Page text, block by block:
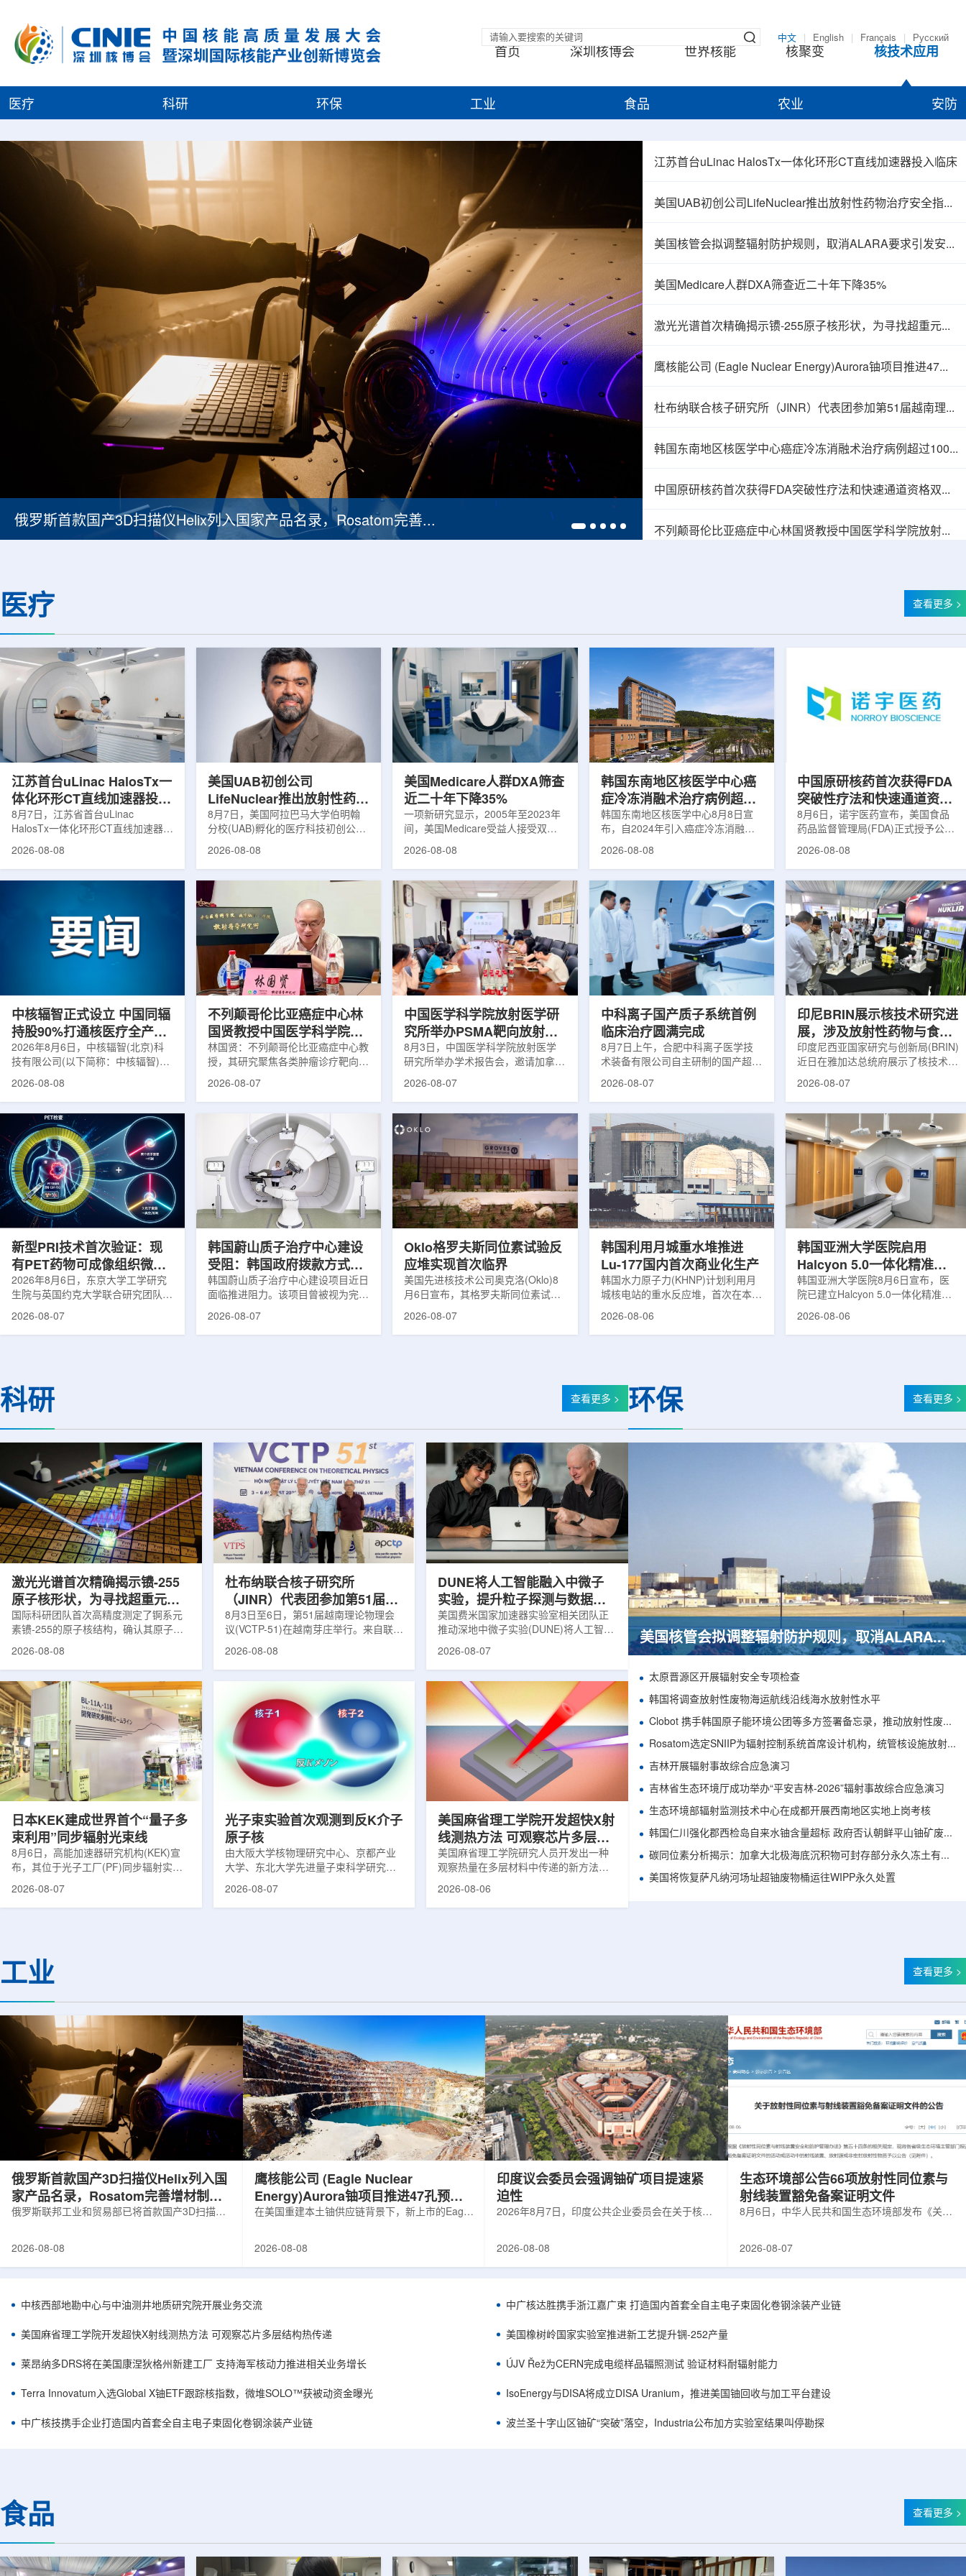
中文 English Français Русский
首页 深圳核博会 世界核能 核聚变 核技术应用
医疗 科研 环保 工业 食品 农业 安防
印度议会委员会强调铀矿项目提速紧迫性 中核辐智正式设立 中国同辐持股90%打通核医
江苏首台uLinac HalosTx一体化环形CT直线加速器投入临床
美国UAB初创公司LifeNuclear推出放射性药物治疗安全指导平台TheraGuide
美国核管会拟调整辐射防护规则，取消ALARA要求引发安全争议
美国Medicare人群DXA筛查近二十年下降35%
激光光谱首次精确揭示镄-255原子核形状，为寻找超重元素提供新线索
鹰核能公司 (Eagle Nuclear Energy)Aurora铀项目推进47孔预可研钻探
杜布纳联合核子研究所（JINR）代表团参加第51届越南理论物理会议
韩国东南地区核医学中心癌症冷冻消融术治疗病例超过100例
中国原研核药首次获得FDA突破性疗法和快速通道资格双重认定
不列颠哥伦比亚癌症中心林国贤教授中国医学科学院放射医学研究所开展学术交流
医疗 查看更多 >
江苏首台uLinac HalosTx一
体化环形CT直线加速器投入
临床
8月7日，江苏省首台uLinac
HalosTx一体化环形CT直线加速器在
南京医科大学第三附属医院(常州二
疗是肿瘤治疗的重要方式之一。传统
分体式放疗流程中，患者通常需要在
CT室与治疗室之间转运，治疗计划
也多依据此前采集的静态影像制定。
2026-08-08
美国UAB初创公司
LifeNuclear推出放射性药物
治疗安全指导平台
TheraGuide
8月7日，美国阿拉巴马大学伯明翰
分校(UAB)孵化的医疗科技初创公司
LifeNuclear宣布推出数字化平台
遵循辐射安全指导。放射性药物疗法
通过使用放射性药物靶向癌细胞，在
尽量减少周围健康组织损伤的同时发
挥治疗作用。随着该疗法应用范围扩
大，患者在治疗后通常需要阅读并执
行较为复杂的书面说明，这对部分患
者和护理人员而言存在理解和操作难
度。雷莫·乔治博士LifeNuclear由
2026-08-08
美国Medicare人群DXA筛查
近二十年下降35%
一项新研究显示，2005年至2023年
间，美国Medicare受益人接受双能X
射线吸收测定(DXA)检查的比例明显
果提示，不同人群之间的筛查可及性
差异正在扩大。研究人员分析了超过
500万名Medicare受益人的理赔数
据。结果显示，DXA使用率从2005
年的每10万名受益人7255次，下降
至2023年的每10万名受益人4690
次。相关研究已发表于
《Osteoporosis International》。下
2026-08-08
韩国东南地区核医学中心癌
症冷冻消融术治疗病例超过
100例
韩国东南地区核医学中心8月8日宣
布，自2024年引入癌症冷冻消融术
以来，中心已完成超过100例相关手
法。治疗过程中，医生在CT或超声
成像引导下，将细治疗针精准插入肿
瘤部位，通过零下40摄氏度或更低
的超低温冷冻病灶，使癌细胞发生坏
死。由于低温冷冻本身具有一定麻醉
作用，该技术有助于减轻患者疼痛，
减少对周围正常组织的损伤，并促进
术后较快恢复。据该中心介绍，目前
2026-08-08
中国原研核药首次获得FDA
突破性疗法和快速通道资格
双重认定
8月6日，诺宇医药宣布，美国食品
药品监督管理局(FDA)正式授予公司
自主研发的68Ga-NYM096突破性疗
认定(Fast Track Designation,
FTD)。这是原研核药领域中国首个
获得美国 FDA 突破性疗法认定、首
个同时获得 FDA 突破性疗法与快速
通道双项认定的产品，创造了核药领
域里程碑式突破。68Ga-NYM096是
一款特异性结合CAⅨ的肾癌小分子
诊断核药，适用于疑似或确认转移性
2026-08-08
中核辐智正式设立 中国同辐
持股90%打通核医疗全产业
链
2026年8月6日，中核辐智(北京)科
技有限公司(以下简称：中核辐智)正
式设立。公司由中国同辐股份有限公
创)共同出资组建，中国同辐持股
90%，中核浙创持股10%。中核辐智
将承接中国同辐核医学发展中心业
务，锚定智慧核医疗赛道深耕布局。
公司以智慧核医学物联系统为核心载
体，打通核医疗全产业链条，构建智
慧核医学系统+核药+装备+服务协同
发展模式，推动业务从单一产品供给
2026-08-08
不列颠哥伦比亚癌症中心林
国贤教授中国医学科学院放
射医学研究所开展学术交流
林国贤：不列颠哥伦比亚癌症中心教
授，其研究聚焦各类肿瘤诊疗靶向放
射性药物开发，迄今已主导/参与发
完成自研7款放射性药物的临床转
化，用于多种肿瘤诊疗。报告会上，
林国贤教授基于其团队多年的前沿探
索，系统梳理了针对前列腺癌靶点
PSMA的核药相关研究进展：一是F-
18标记PSMA靶向PET显像剂的分子
设计与临床优势;二是通过理性优化
分子结构，大幅提高Lu-177标记治
2026-08-07
中国医学科学院放射医学研
究所举办PSMA靶向放射性
药物学术报告会
8月3日，中国医学科学院放射医学
研究所举办学术报告会，邀请加拿大
温哥华不列颠哥伦比亚癌症中心林国
性药物开发》的学术报告。报告会采
取线上线下结合方式举行，放射所部
分科研人员和研究生参加。林国贤教
授长期从事肿瘤诊疗靶向放射性药物
开发研究，已主导或参与发表135余
篇同行评议期刊论文，提交30余项
放射性药物相关专利申请，并完成7
款自研放射性药物的临床转化，应用
2026-08-07
中科离子国产质子系统首例
临床治疗圆满完成
8月7日上午，合肥中科离子医学技
术装备有限公司自主研制的国产超导
回旋质子治疗系统，在合肥离子医学
治疗系统的重要突破。本例受试者为
肺癌患者。试验所用的超导质子治疗
系统，搭载中科离子自主研发的
SC240超导回旋加速器，具有超大照
射野、360°全周束流配送能力。治
疗全程依托多模融合4D图像引导精
准定位，能实现动态适配、精准治
疗。设备运行平稳低噪，治疗控制软
2026-08-07
印尼BRIN展示核技术研究进
展，涉及放射性药物与食品
辐照应用
印度尼西亚国家研究与创新局(BRIN)
近日在雅加达总统府展示了核技术研
究成果。BRIN局长阿里夫·萨特里亚
粮食和健康等领域。在健康领域，
BRIN正在开发用于核医学的放射性
药物。这类药物含有放射性物质，可
用于癌症诊断和治疗。阿里夫表示，
放射性药物研发对癌症识别和治疗具
有重要意义。在食品领域，BRIN将
核技术用于食品保鲜，重点包括出口
水果的辐照处理。阿里夫介绍，一些
2026-08-07
新型PRI技术首次验证：现
有PET药物可成像组织微环
境
2026年8月6日，东京大学工学研究
生院与英国约克大学联合研究团队宣
布，已建立一种利用正电子三光子衰
衰变的下一代核医学成像概念图目前
临床PET扫描主要利用正电子双光子
程度相关的微环境信息捕捉有限。...
2026-08-07
韩国蔚山质子治疗中心建设
受阻：韩国政府拨款方式调
整影响项目推进
韩国蔚山质子治疗中心建设项目近日
面临推进阻力。该项目曾被视为完善
韩国东南部区域癌症治疗体系的关键
中心，构建癌症患者可在区域内完成
手术...
2026-08-07
Oklo格罗夫斯同位素试验反
应堆实现首次临界
美国先进核技术公司奥克洛(Oklo)8
月6日宣布，其格罗夫斯同位素试验
反应堆已在低功率状态下实现可控自
工程建设、组件制造或采购、燃料配
置及...
2026-08-07
韩国利用月城重水堆推进
Lu-177国内首次商业化生产
韩国水力原子力(KHNP)计划利用月
城核电站的重水反应堆，首次在本土
生产用于癌症治疗的放射性同位素
元化的供应链并缩短运输时间。此次
计划的首要目标是实现镥-177的商业
后，韩国水力原子力还将扩大生产范
围至钴...
2026-08-06
韩国亚洲大学医院启用
Halcyon 5.0一体化精准放
射治疗方案
韩国亚洲大学医院8月6日宣布，医
院已建立Halcyon 5.0一体化精准放
射治疗解决方案，并开始全面用于患
Halcyon系统软件5.0版本为基础，集
成高分辨率锥形束CT成像系统
射治疗系统IDENTIFY。亚洲大学医
院表示，该院是韩国首...
2026-08-06
科研 查看更多 >
激光光谱首次精确揭示镄-255
原子核形状，为寻找超重元素
提供新线索
国际科研团队首次高精度测定了锕系元
素镄-255的原子核结构，确认其原子核
美因茨约翰内斯·古腾堡大学、亥姆霍兹
美因茨研究所、瑞典哥德堡大学等18家
机构合作完成。研究结果不仅修正了以
往标准数据表中部分不合理的核性质数
值，也为现代原子核理论模型提供了关
键实验验证。镄是自然界中不存在的人
工合成重元素，镄-255含有100个质子
和155个中子，实验获取极为困难。研究
团...
2026-08-08
杜布纳联合核子研究所
（JINR）代表团参加第51届越
南理论物理会议
8月3日至6日，第51届越南理论物理会
议(VCTP-51)在越南芽庄举行。来自联合
南、德国、印度、中国、巴基斯坦、俄
罗斯、台湾、菲律宾和日本等国家和地
区的170余名学者开展交流。本届会议议
题覆盖高能物理、核物理、凝聚态物理
和宇宙学等多个理论物理前沿方向，同
时涉及超越标准模型物理、分子物理、
量子光学与量子信息、生物材料和生物
分子等交叉研究领域。广泛的议程...
2026-08-08
DUNE将人工智能融入中微子
实验，提升粒子探测与数据处
理能力
美国费米国家加速器实验室相关团队正
推动深地中微子实验(DUNE)将人工智能
互作用识别、事件分类和探测器管理能
力。DUNE位于长基线中微子设施，目
前已开始安装大型中微子探测器模块的
结构元件。该实验由近探测器和远探测
器组成：近探测器位于费米实验室，远
探测器设在南达科他州桑福德地下研究
设施地下约1英里处。两个探测器都将采
用液氩时间投影室技术，用于记录中微
2026-08-07
日本KEK建成世界首个“量子多
束利用”同步辐射光束线
8月6日，高能加速器研究机构(KEK)宣
布，其位于光子工厂(PF)同步辐射实验
装置的BL-11A和BL-11B光束线已建成世
心的同步辐射装置组成，定位为科研和
教育基础设施。新光束线的主要特点在
观...
2026-08-07
光子束实验首次观测到反K介子
原子核
由大阪大学核物理研究中心、京都产业
大学、东北大学先进量子束科学研究中
心、高丽大学、岐阜大学、中国近代物
射设施SP...
2026-08-07
美国麻省理工学院开发超快X射
线测热方法 可观察芯片多层结
构热传递
美国麻省理工学院研究人员开发出一种
观察热量在多层材料中传递的新方法，
可用于精确测量计算机芯片等电子器件
2026-08-06
环保 查看更多 >
美国核管会拟调整辐射防护规则，取消ALARA要求引发安全争议
太原晋源区开展辐射安全专项检查
韩国将调查放射性废物海运航线沿线海水放射性水平
Clobot 携手韩国原子能环境公团等多方签署备忘录，推动放射性废物安全管理多机型机器人示范
Rosatom选定SNIIP为辐射控制系统首席设计机构，统管核设施放射仪表标准化与进口替代保障
吉林开展辐射事故综合应急演习
吉林省生态环境厅成功举办“平安吉林-2026”辐射事故综合应急演习
生态环境部辐射监测技术中心在成都开展西南地区实地上岗考核
韩国仁川强化郡西检岛自来水铀含量超标 政府否认朝鲜平山铀矿废水影响
碳同位素分析揭示：加拿大北极海底沉积物可封存部分永久冻土有机碳
美国将恢复萨凡纳河场址超铀废物桶运往WIPP永久处置
工业 查看更多 >
俄罗斯首款国产3D扫描仪Helix列入国
家产品名录，Rosatom完善增材制造
技术链
俄罗斯联邦工业和贸易部已将首款国产3D扫描仪
完成。至此，Helix成为俄罗斯首款、也是目前唯
RangeVision Helix由俄罗斯国家原子能公司增材
制造合作伙伴RangeVision研发制造。自2025年
以来，该公司成为唯一纳入俄罗斯国家原子能公
司增材制造生态系统的俄罗斯3D扫描...
2026-08-08
鹰核能公司 (Eagle Nuclear
Energy)Aurora铀项目推进47孔预可
研钻探
在美国重建本土铀供应链背景下，新上市的Eagle
1300标准含indicated资源3275万磅、inferred
孔、总进尺约2.7万英尺的预可研钻探，待联邦与
州审批通过后开工，预计2027年下半年完成预可
研。技术端近期增补Yukuskokon Professional
Services，并扩大与BBA USA、SLR I...
2026-08-08
印度议会委员会强调铀矿项目提速紧
迫性
2026年8月7日，印度公共企业委员会在关于核电
建项目将产量翻倍，但委员会认为该时间表偏晚
将拉长进口燃料战略敏感期。目前PHWR机组约
25GWe年需U3O8约5400吨，UCIL仅能满足约
30%，须靠加速国产与多元化供应降低进口依
赖。委员会支持UCIL与NTPC组建合资企业参股
海外铀...
2026-08-08
生态环境部公告66项放射性同位素与
射线装置豁免备案证明文件
8月6日，中华人民共和国生态环境部发布《关于
将各省级生态环境主管部门报送的、已获得豁免
置、放射源或非密封放射性物质予以公告。随公
告发布的汇总表共列出66项备案记录，涉及山
2026-08-07
中核西部地勘中心与中油测井地质研究院开展业务交流
美国麻省理工学院开发超快X射线测热方法 可观察芯片多层结构热传递
莱昂纳多DRS将在美国康涅狄格州新建工厂 支持海军核动力推进相关业务增长
Terra Innovatum入选Global X铀ETF跟踪核指数，微堆SOLO™获被动资金曝光
中广核技携手企业打造国内首套全自主电子束固化卷钢涂装产业链
中广核达胜携手浙江嘉广束 打造国内首套全自主电子束固化卷钢涂装产业链
美国橡树岭国家实验室推进新工艺提升锎-252产量
ÚJV Řež为CERN完成电缆样品辐照测试 验证材料耐辐射能力
IsoEnergy与DISA将成立DISA Uranium，推进美国铀回收与加工平台建设
波兰圣十字山区铀矿“突破”落空，Industria公布加方实验室结果叫停勘探
食品 查看更多 >